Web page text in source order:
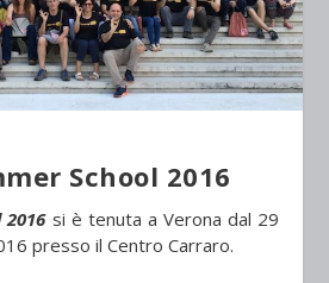
School 2016
2016si è tenuta a Verona dal 29
presso il Centro Carraro.